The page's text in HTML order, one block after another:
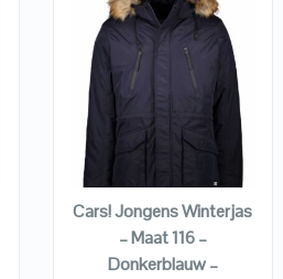
QUICK LOOK
VIEW DETAILS
Cars! Jongens Winterjas
– Maat 116 –
Donkerblauw –